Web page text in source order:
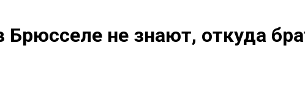
Брюсселе не знают, откуда